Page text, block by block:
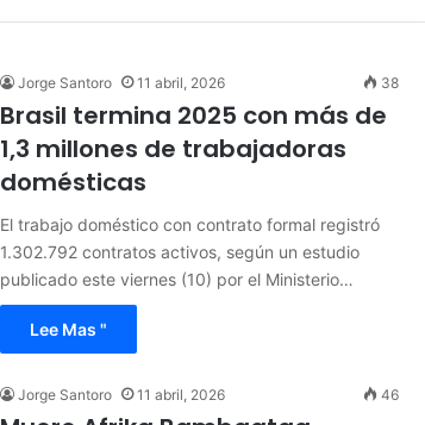
Jorge Santoro 11 abril, 2026 38
Brasil termina 2025 con más de
1,3 millones de trabajadoras
domésticas
El trabajo doméstico con contrato formal registró
1.302.792 contratos activos, según un estudio
publicado este viernes (10) por el Ministerio…
Lee Mas "
Jorge Santoro 11 abril, 2026 46